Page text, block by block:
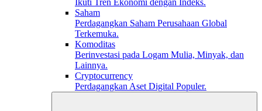
Ikuti Tren Ekonomi dengan Indeks.
Saham
Perdagangkan Saham Perusahaan Global
Terkemuka.
Komoditas
Berinvestasi pada Logam Mulia, Minyak, dan
Lainnya.
Cryptocurrency
Perdagangkan Aset Digital Populer.